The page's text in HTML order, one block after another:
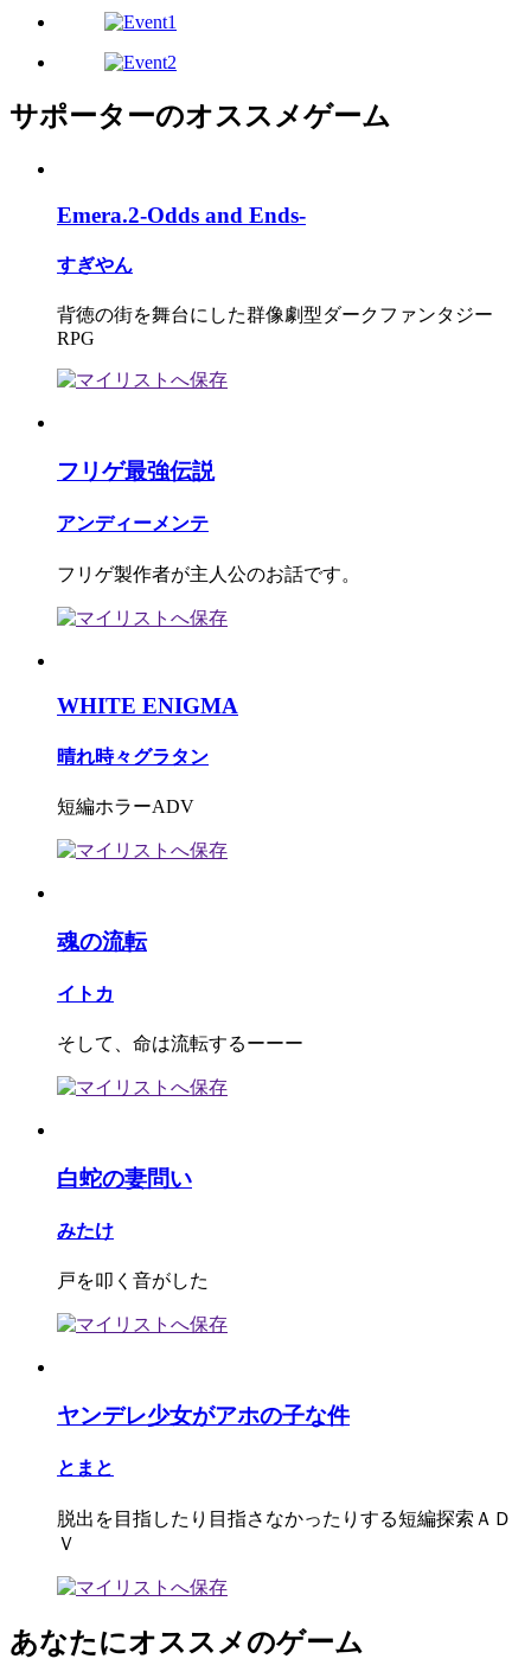
サポーターのオススメゲーム
Emera.2-Odds and Ends-
すぎやん
背徳の街を舞台にした群像劇型ダークファンタジー
RPG
フリゲ最強伝説
アンディーメンテ
フリゲ製作者が主人公のお話です。
WHITE ENIGMA
晴れ時々グラタン
短編ホラーADV
魂の流転
イトカ
そして、命は流転するーーー
白蛇の妻問い
みたけ
戸を叩く音がした
ヤンデレ少女がアホの子な件
とまと
脱出を目指したり目指さなかったりする短編探索ＡＤ
Ｖ
あなたにオススメのゲーム